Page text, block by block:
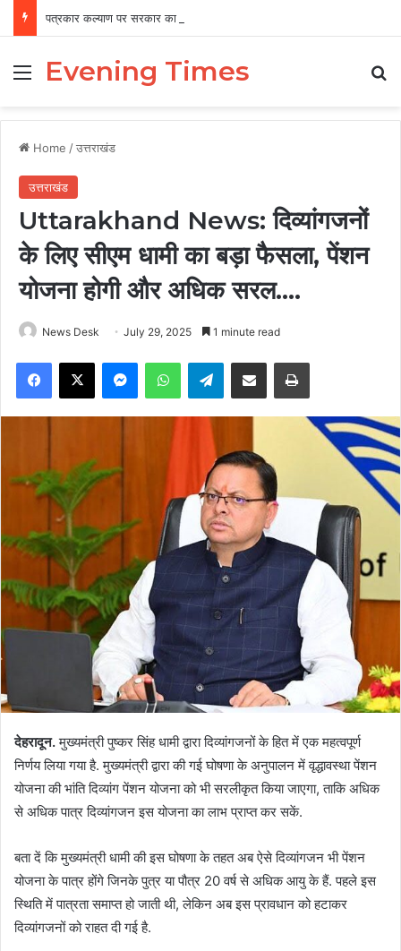
MenuEvening Times
Home /उत्तराखंड
उत्तराखंड
Uttarakhand News: दिव्यांगजनों
के लिए सीएम धामी का बड़ा फैसला, पेंशन
योजना होगी और अधिक सरल….
News Desk July 29, 2025 1 minute read
Facebook
X MessengerWhatsAppTelegramShare via Email Print
देहरादून.मुख्यमंत्री पुष्कर सिंह धामी द्वारा दिव्यांगजनों के हित में एक महत्वपूर्ण
निर्णय लिया गया है. मुख्यमंत्री द्वारा की गई घोषणा के अनुपालन में वृद्धावस्था पेंशन
योजना की भांति दिव्यांग पेंशन योजना को भी सरलीकृत किया जाएगा, ताकि अधिक
से अधिक पात्र दिव्यांगजन इस योजना का लाभ प्राप्त कर सकें.
बता दें कि मुख्यमंत्री धामी की इस घोषणा के तहत अब ऐसे दिव्यांगजन भी पेंशन
योजना के पात्र होंगे जिनके पुत्र या पौत्र 20 वर्ष से अधिक आयु के हैं. पहले इस
स्थिति में पात्रता समाप्त हो जाती थी, लेकिन अब इस प्रावधान को हटाकर
दिव्यांगजनों को राहत दी गई है.